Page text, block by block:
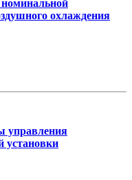
номинальной
охлаждения
управления
установки